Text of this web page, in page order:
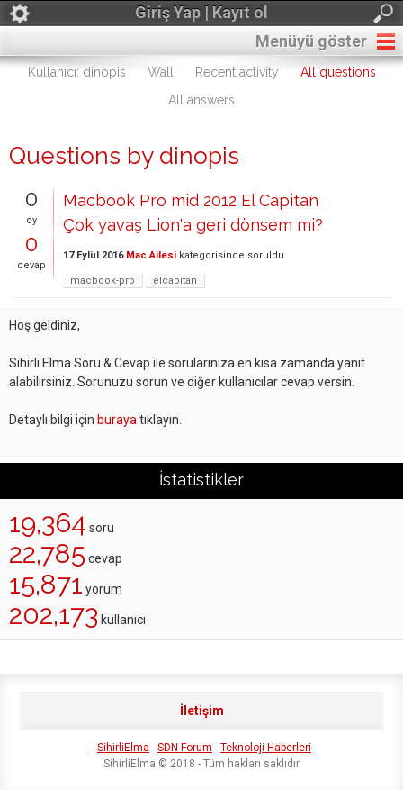
Giriş Yap | Kayıt ol
Menüyü göster
Kullanıcı: dinopis Wall Recent activity
All questions
All answers
Questions by dinopis
0
oy
0
cevap
Macbook Pro mid 2012 El Capitan
Çok yavaş Lion'a geri dönsem mi?
17 Eylül 2016 Mac Ailesi kategorisinde soruldu
macbook-pro elcapitan
Hoş geldiniz,
Sihirli Elma Soru & Cevap ile sorularınıza en kısa zamanda yanıt
alabilirsiniz. Sorunuzu sorun ve diğer kullanıcılar cevap versin.
Detaylı bilgi için buraya tıklayın.
İstatistikler
19,364 soru
22,785 cevap
15,871 yorum
202,173 kullanıcı
İletişim
SihirliElma SDN Forum
Teknoloji Haberleri
SihirliElma © 2018 - Tüm hakları saklıdır